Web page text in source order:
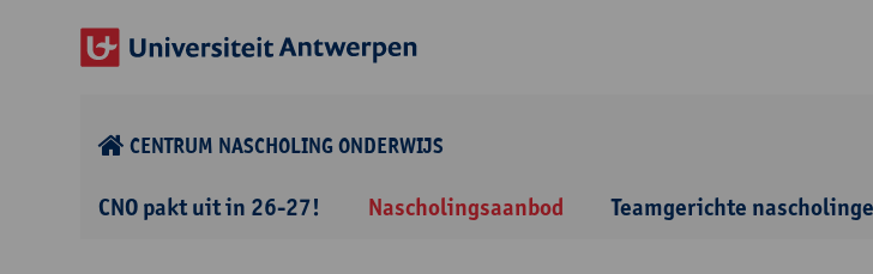
CENTRUM NASCHOLING ONDERWIJS
CNO pakt uit in 26-27! Nascholingsaanbod Teamgerichte